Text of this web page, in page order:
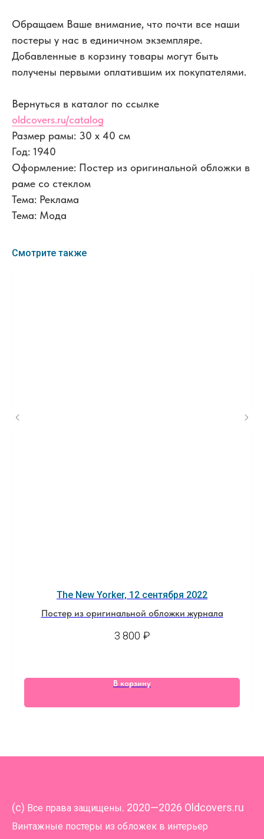
Обращаем Ваше внимание, что почти все наши
постеры у нас в единичном экземпляре.
Добавленные в корзину товары могут быть
получены первыми оплатившим их покупателями.
Вернуться в каталог по ссылке
oldcovers.ru/catalog
Размер рамы: 30 x 40 см
Год: 1940
Оформление: Постер из оригинальной обложки в
раме со стеклом
Тема: Реклама
Тема: Мода
Смотрите также
The New Yorker, 12 сентября 2022
Постер из оригинальной обложки журнала
3 800 ₽
В корзину
(c) Все права защищены. 2020—2026 Oldcovers.ru
Винтажные постеры из обложек в интерьер